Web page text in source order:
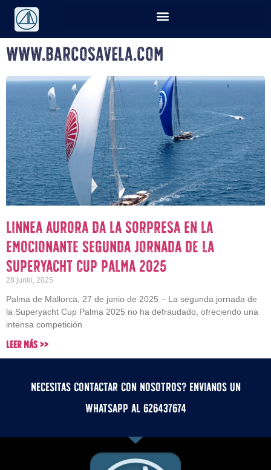
www.barcosavela.com
Linnea Aurora da la sorpresa en la
emocionante segunda jornada de la
Superyacht Cup Palma 2025
28 junio, 2025
Palma de Mallorca, 27 de junio de 2025 – La segunda jornada de
la Superyacht Cup Palma 2025 no ha defraudado, ofreciendo una
intensa competición
Leer Más >>
Necesitas contactar con nosotros? Envianos un
whatsApp al 626437674